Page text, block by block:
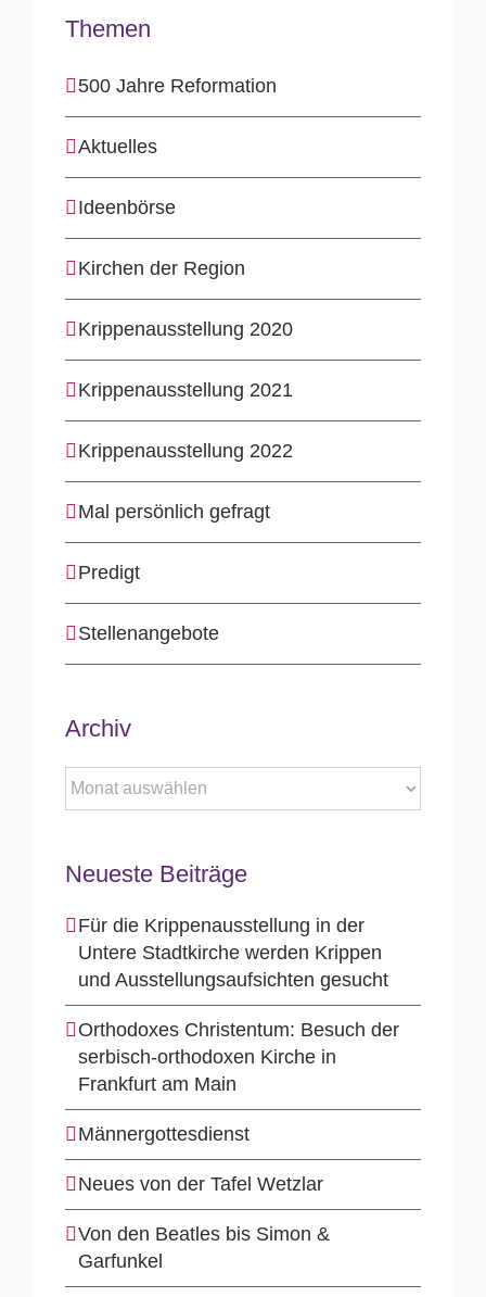
Themen
500 Jahre Reformation
Aktuelles
Ideenbörse
Kirchen der Region
Krippenausstellung 2020
Krippenausstellung 2021
Krippenausstellung 2022
Mal persönlich gefragt
Predigt
Stellenangebote
Archiv
Archiv
Neueste Beiträge
Für die Krippenausstellung in der
Untere Stadtkirche werden Krippen
und Ausstellungsaufsichten gesucht
Orthodoxes Christentum: Besuch der
serbisch-orthodoxen Kirche in
Frankfurt am Main
Männergottesdienst
Neues von der Tafel Wetzlar
Von den Beatles bis Simon &
Garfunkel